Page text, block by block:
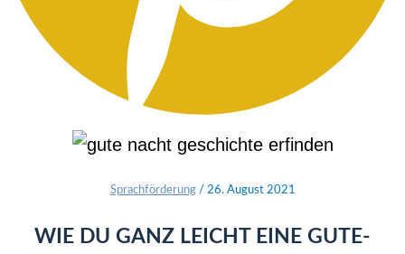
Sprachförderung/ 26. August 2021
WIE DU GANZ LEICHT EINE GUTE-